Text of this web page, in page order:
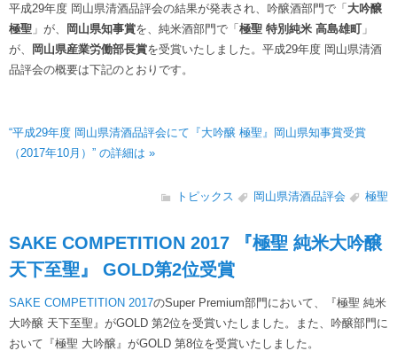
平成29年度 岡山県清酒品評会の結果が発表され、吟醸酒部門で「大吟醸
極聖 」が、 岡山県知事賞を、純米酒部門で「極聖 特別純米 高島雄町 」
が、 岡山県産業労働部長賞を受賞いたしました。平成29年度 岡山県清酒
品評会の概要は下記のとおりです。
“平成29年度 岡山県清酒品評会にて『大吟醸 極聖』岡山県知事賞受賞
（2017年10月）” の詳細は »
トピックス 岡山県清酒品評会 極聖
SAKE COMPETITION 2017 『極聖 純米大吟醸
天下至聖』 GOLD第2位受賞
SAKE COMPETITION 2017のSuper Premium部門において、『極聖 純米
大吟醸 天下至聖』がGOLD 第2位を受賞いたしました。また、吟醸部門に
おいて『極聖 大吟醸』がGOLD 第8位を受賞いたしました。